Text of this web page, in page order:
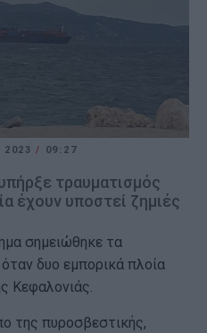
2023/ 09:27
τραυματισμός
έχουν υποστεί ζημιές
σημειώθηκε τα
δυο εμπορικά πλοία
Κεφαλονιάς.
της πυροσβεστικής,